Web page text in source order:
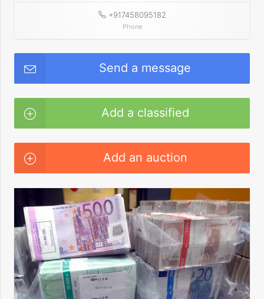
+917458095182
Phone
Send a message
Add a classified
Add an auction